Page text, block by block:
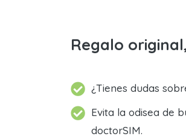
Regalo
¿Tienes dudas
Evita la odisea de
doctorSIM.